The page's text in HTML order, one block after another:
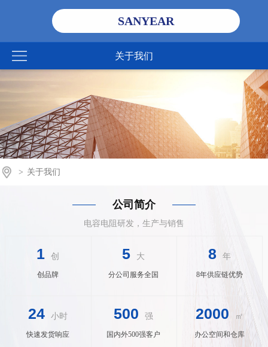
SANYEAR
关于我们
> 关于我们
公司简介
电容电阻研发，生产与销售
1 创
创品牌
5 大
分公司服务全国
8 年
8年供应链优势
24 小时
快速发货响应
500 强
国内外500强客户
2000 ㎡
办公空间和仓库